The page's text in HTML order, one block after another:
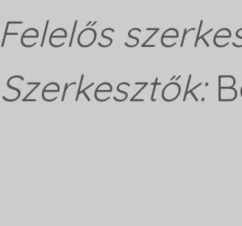
Felelős
Szerkesztők: